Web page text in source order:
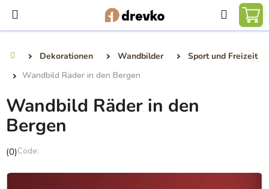
Inhalt
springen
Suchen
Dekorationen Wandbilder
Sport und Freizeit
Wandbild Räder in den Bergen
Wandbild Räder in den
Bergen
Die
Produktbewertung
(0)